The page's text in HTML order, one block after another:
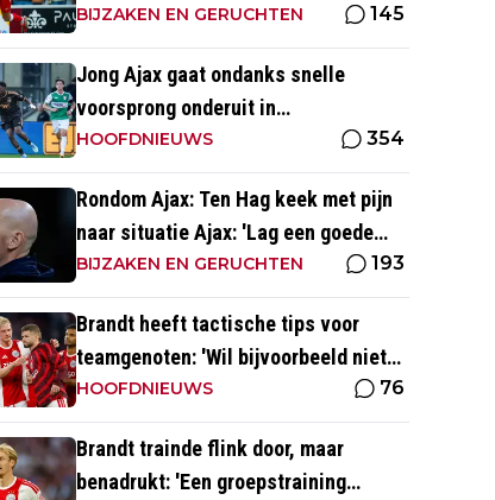
BIJZAKEN EN GERUCHTEN 145
Jong Ajax gaat ondanks snelle
voorsprong onderuit in
seizoensopener tegen FC Dordrecht
HOOFDNIEUWS 354
Rondom Ajax: Ten Hag keek met pijn
naar situatie Ajax: 'Lag een goede
basis om op voort te borduren'
BIJZAKEN EN GERUCHTEN 193
Brandt heeft tactische tips voor
teamgenoten: 'Wil bijvoorbeeld niet
dat Mika te veel naar binnen komt'
HOOFDNIEUWS 76
Brandt trainde flink door, maar
benadrukt: 'Een groepstraining